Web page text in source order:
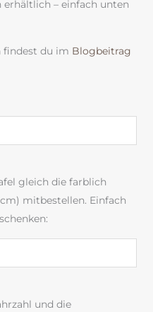
erhältlich – einfach unten
findest du im Blogbeitrag
gleich die farblich
cm) mitbestellen. Einfach
und die